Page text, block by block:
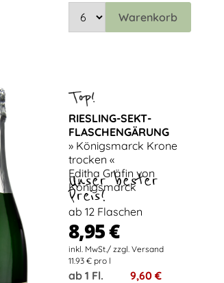
Warenkorb
RIESLING-SEKT-
FLASCHENGÄRUNG
» Königsmarck Krone
trocken «
Editha Gräfin von
Königsmarck
Unser bester
Preis!
ab 12 Flaschen
8,95 €
11.93 € pro l
ab 1 Fl. 9,60 €